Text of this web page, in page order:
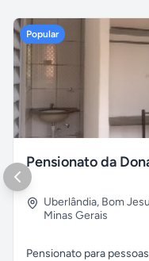
Popular
Uberlândia, Bom
Minas Gerais
Pensionato para